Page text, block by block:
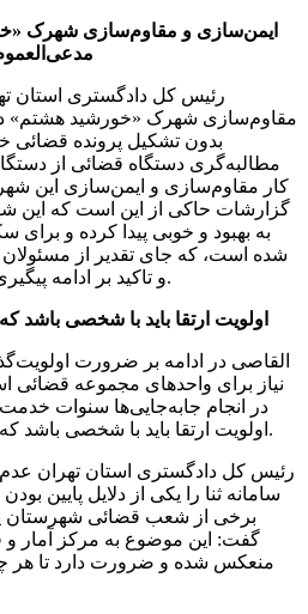
ایمن‌سازی و مقاوم‌سازی شهرک
رئیس کل دادگستری استان
مقاوم‌سازی شهرک «خورشید هشتم»
بدون تشکیل پرونده قضائی
مطالبه‌گری دستگاه قضائی از
کار مقاوم‌سازی و ایمن‌سازی این
به بهبود و خوبی پیدا کرده و
شده است، که جای تقدیر از
و تاکید بر ادامه پیگیری‌ها تا رفع نواقص نهایی است.
اولویت ارتقا باید با شخصی باشد
القاصی در ادامه بر ضرورت
نیاز برای واحدهای مجموعه قضائی
در انجام جابه‌جایی‌ها سنوات خدمت
اولویت ارتقا باید با شخصی باشد که سنوات خدمتی بیشتری دارد.
رئیس کل دادگستری استان تهران عدم
سامانه ثنا را یکی از دلایل پایین
برخی از شعب قضائی شهرستان
گفت: این موضوع به مرکز آمار و
منعکس شده و ضرورت دارد تا هر